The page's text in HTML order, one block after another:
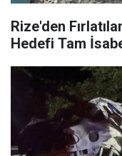
Rize'den
Hedefi Tam